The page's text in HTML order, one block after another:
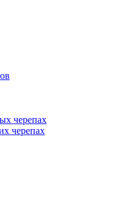
черепах
черепах